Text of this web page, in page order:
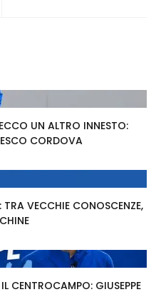
UN ALTRO INNESTO:
CORDOVA
VECCHIE CONOSCENZE,
IL CENTROCAMPO: GIUSEPPE